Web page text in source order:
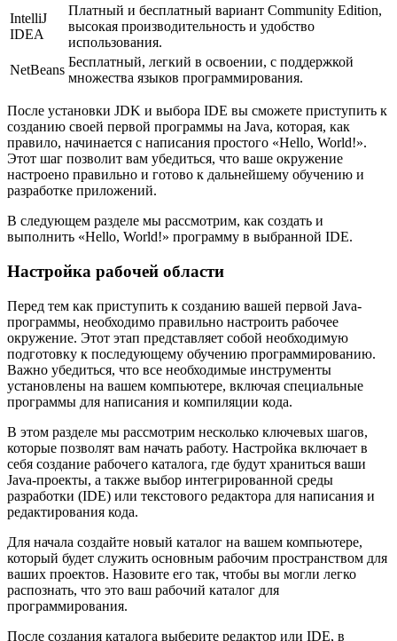
IntelliJ
IDEA
Платный и бесплатный вариант Community Edition,
высокая производительность и удобство
использования.
NetBeans
Бесплатный, легкий в освоении, с поддержкой
множества языков программирования.
После установки JDK и выбора IDE вы сможете приступить к
созданию своей первой программы на Java, которая, как
правило, начинается с написания простого «Hello, World!».
Этот шаг позволит вам убедиться, что ваше окружение
настроено правильно и готово к дальнейшему обучению и
разработке приложений.
В следующем разделе мы рассмотрим, как создать и
выполнить «Hello, World!» программу в выбранной IDE.
Настройка рабочей области
Перед тем как приступить к созданию вашей первой Java-
программы, необходимо правильно настроить рабочее
окружение. Этот этап представляет собой необходимую
подготовку к последующему обучению программированию.
Важно убедиться, что все необходимые инструменты
установлены на вашем компьютере, включая специальные
программы для написания и компиляции кода.
В этом разделе мы рассмотрим несколько ключевых шагов,
которые позволят вам начать работу. Настройка включает в
себя создание рабочего каталога, где будут храниться ваши
Java-проекты, а также выбор интегрированной среды
разработки (IDE) или текстового редактора для написания и
редактирования кода.
Для начала создайте новый каталог на вашем компьютере,
который будет служить основным рабочим пространством для
ваших проектов. Назовите его так, чтобы вы могли легко
распознать, что это ваш рабочий каталог для
программирования.
После создания каталога выберите редактор или IDE, в